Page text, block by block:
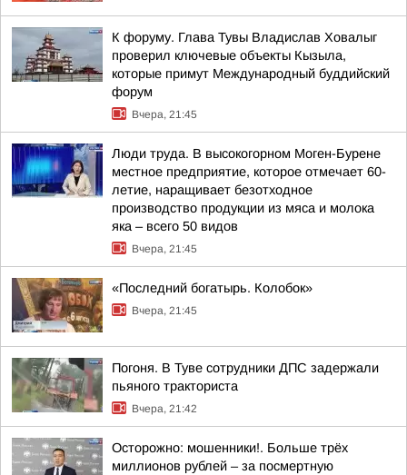
К форуму. Глава Тувы Владислав Ховалыг
проверил ключевые объекты Кызыла,
которые примут Международный буддийский
форум
Вчера, 21:45
Люди труда. В высокогорном Моген-Бурене
местное предприятие, которое отмечает 60-
летие, наращивает безотходное
производство продукции из мяса и молока
яка – всего 50 видов
Вчера, 21:45
«Последний богатырь. Колобок»
Вчера, 21:45
Погоня. В Туве сотрудники ДПС задержали
пьяного тракториста
Вчера, 21:42
Осторожно: мошенники!. Больше трёх
миллионов рублей – за посмертную